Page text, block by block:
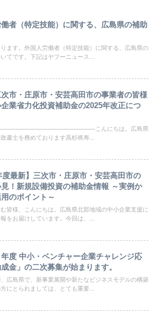
者（特定技能）に関する、広島県の補助
ます。外国人労働者（特定技能）に関する、広島県の
てです。下記はヤフーニュース...
市・庄原市・安芸高田市の事業者の皆様
業省力化投資補助金の2025年改正につ
こんにちは。広島県
書士を務めております高杉将寿...
度最新】三次市・庄原市・安芸高田市の
！新規設備投資の補助金情報 ～実例か
のポイント～
皆様、こんにちは。広島県北部地域の中小企業支援に
をお届けしています。今回は、...
年度 中小・ベンチャー企業チャレンジ応
金」の二次募集が始まります。
広島県で、新事業展開や新たなビジネスモデルの構築
にとられましては、とても重要...